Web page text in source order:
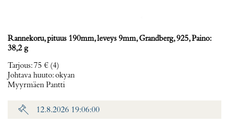
Rannekoru, pituus 190mm, leveys 9mm, Grandberg, 925, Paino:
38,2 g
Tarjous:75 € (4)
Johtava huuto:okyan
Myyrmäen Pantti
12.8.2026 19:06:00